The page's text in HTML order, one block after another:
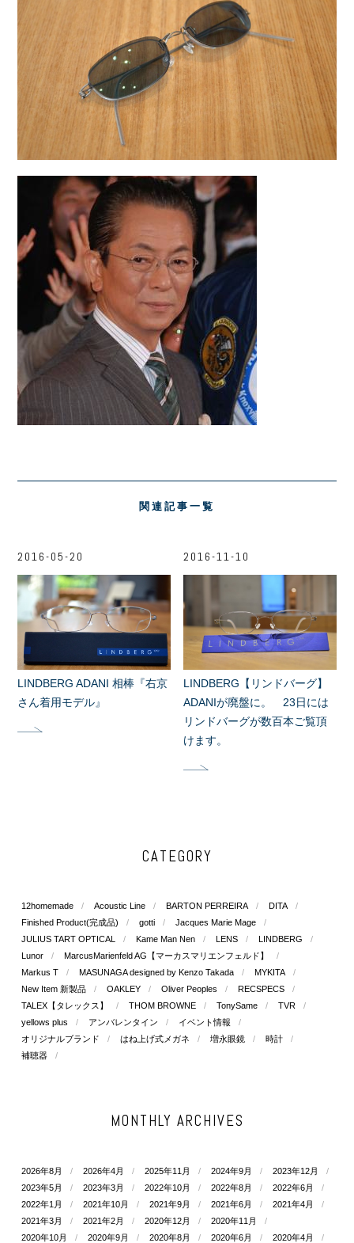
関連記事一覧
2016-05-20
LINDBERG ADANI 相棒『右京
さん着用モデル』
2016-11-10
LINDBERG【リンドバーグ】
ADANIが廃盤に。 23日には
リンドバーグが数百本ご覧頂
けます。
CATEGORY
12homemade Acoustic Line BARTON PERREIRA
DITA
Finished Product(完成品)
gotti
Jacques Marie Mage
JULIUS TART OPTICAL
Kame Man Nen LENS
LINDBERG
Lunor
MarcusMarienfeld AG【マーカスマリエンフェルド】
Markus T
MASUNAGA designed by Kenzo Takada
MYKITA
New Item 新製品
OAKLEY Oliver Peoples
RECSPECS
TALEX【タレックス】
THOM BROWNE TonySame
TVR
yellows plus
アンバレンタイン
イベント情報
オリジナルブランド
はね上げ式メガネ 増永眼鏡
時計
補聴器
MONTHLY ARCHIVES
2026年8月 2026年4月 2025年11月 2024年9月
2023年12月
2023年5月
2023年3月 2022年10月 2022年8月
2022年6月
2022年1月
2021年10月 2021年9月 2021年6月
2021年4月
2021年3月
2021年2月 2020年12月
2020年11月
2020年10月
2020年9月 2020年8月 2020年6月
2020年4月